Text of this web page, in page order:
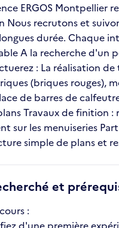
ERGOS Montpellier
Nous recrutons et
durée. Chaque
A la recherche d'un
: La réalisation
(briques rouges),
de barres de
Travaux de finition
sur les menuiseries
simple de plans et
et
: